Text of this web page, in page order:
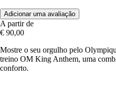
Adicionar uma avaliação
A partir de
€ 90,00
Mostre o seu orgulho pelo
treino OM King Anthem, uma
conforto.